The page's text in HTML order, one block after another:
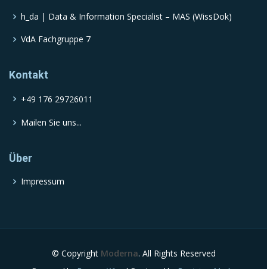
h_da | Data & Information Specialist – MAS (WissDok)
VdA Fachgruppe 7
Kontakt
+49 176 29726011
Mailen Sie uns...
Über
Impressum
© Copyright Moderna. All Rights Reserved